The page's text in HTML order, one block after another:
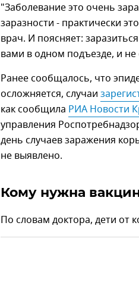
"Заболевание это очень
заразности - практически
врач. И поясняет:
вами в одном подъезде, и
Ранее сообщалось, что
осложняется, случаи
как сообщила РИА Новости
управления
день случаев заражения
не выявлено.
Кому нужна
По словам доктора, дети